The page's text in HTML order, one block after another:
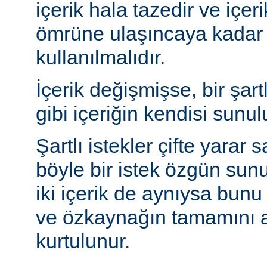
içerik hala tazedir ve
ömrüne ulaşıncaya
kullanılmalıdır.
İçerik değişmişse, bir
gibi içeriğin kendisi
Şartlı istekler çifte yarar
böyle bir istek özgün
iki içerik de aynıysa
ve özkaynağın
kurtulunur.